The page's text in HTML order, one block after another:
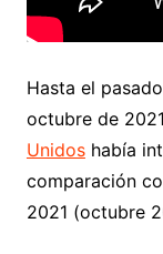
Hasta el
octubre de
Unidoshabía
comparación
2021 (octubre